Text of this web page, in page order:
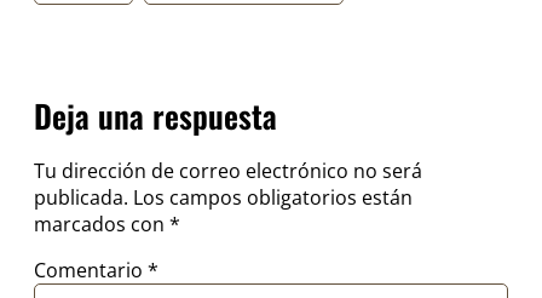
Deja una respuesta
Tu dirección de correo electrónico no será
publicada. Los campos obligatorios están
marcados con *
Comentario *